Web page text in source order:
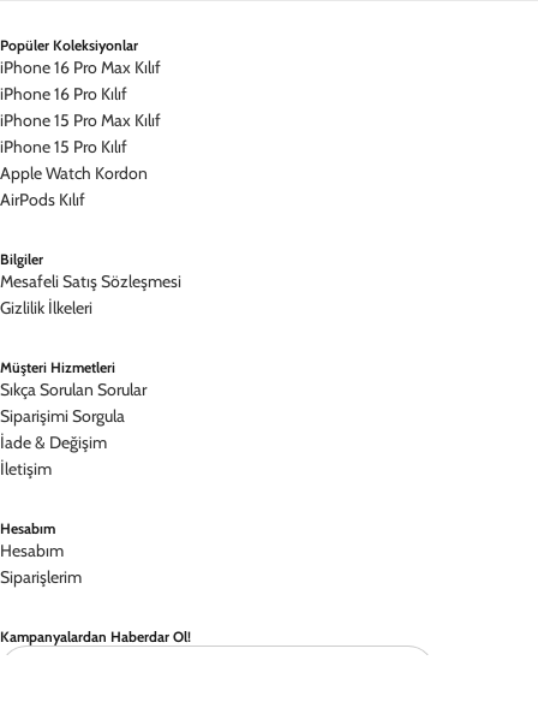
Popüler Koleksiyonlar
iPhone 16 Pro Max Kılıf
iPhone 16 Pro Kılıf
iPhone 15 Pro Max Kılıf
iPhone 15 Pro Kılıf
Apple Watch Kordon
AirPods Kılıf
Bilgiler
Mesafeli Satış Sözleşmesi
Gizlilik İlkeleri
Müşteri Hizmetleri
Sıkça Sorulan Sorular
Siparişimi Sorgula
İade & Değişim
İletişim
Hesabım
Hesabım
Siparişlerim
Kampanyalardan Haberdar Ol!